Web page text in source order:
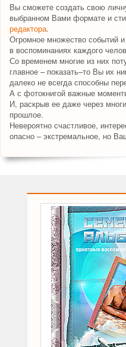
Вы сможете создать свою
выбранном Вами формате и
редактора.
Огромное множество событий
в воспоминаниях каждого
Со временем многие из них
главное – показать–то Вы их
далеко не всегда способны
А с фотокнигой важные
И, раскрыв ее даже через
прошлое.
Невероятно счастливое,
опасно – экстремальное, но